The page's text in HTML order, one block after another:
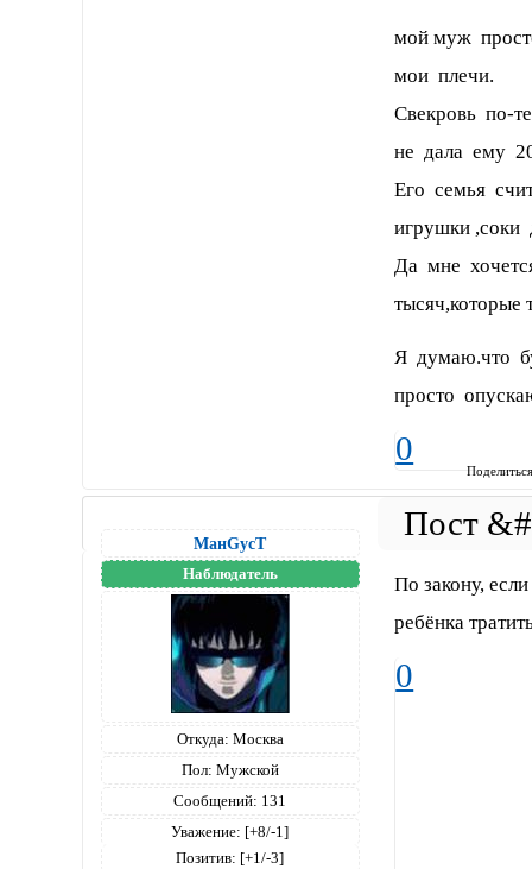
мой муж
мои плечи.
Свекровь по-
не дала ему
Его семья
игрушки ,соки
Да мне
Я думаю.что
просто
0
МанGусТ
Наблюдатель
Откуда: Москва
Пол: Мужской
Сообщений: 131
Уважение: [+8/-1]
Позитив: [+1/-3]
По закону,
ребёнка
0